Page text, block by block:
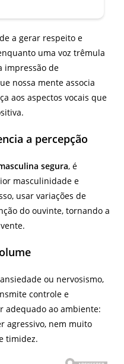
a gerar respeito e
uma voz trêmula
impressão de
nossa mente associa
aos aspectos vocais que
a percepção
segura, é
masculinidade e
usar variações de
do ouvinte, tornando a
ou nervosismo,
controle e
adequado ao ambiente:
agressivo, nem muito
timidez.